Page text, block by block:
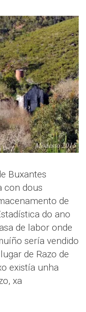
Buxantes
con dous
de
do ano
de labor onde
sería vendido
de Razo de
existía unha
xa